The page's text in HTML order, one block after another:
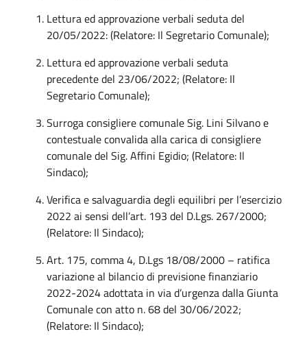
Lettura ed approvazione verbali seduta del
20/05/2022: (Relatore: Il Segretario Comunale);
Lettura ed approvazione verbali seduta
precedente del 23/06/2022; (Relatore: Il
Segretario Comunale);
Surroga consigliere comunale Sig. Lini Silvano e
contestuale convalida alla carica di consigliere
comunale del Sig. Affini Egidio; (Relatore: Il
Sindaco);
Verifica e salvaguardia degli equilibri per l’esercizio
2022 ai sensi dell’art. 193 del D.Lgs. 267/2000;
(Relatore: Il Sindaco);
Art. 175, comma 4, D.Lgs 18/08/2000 – ratifica
variazione al bilancio di previsione finanziario
2022-2024 adottata in via d’urgenza dalla Giunta
Comunale con atto n. 68 del 30/06/2022;
(Relatore: Il Sindaco);